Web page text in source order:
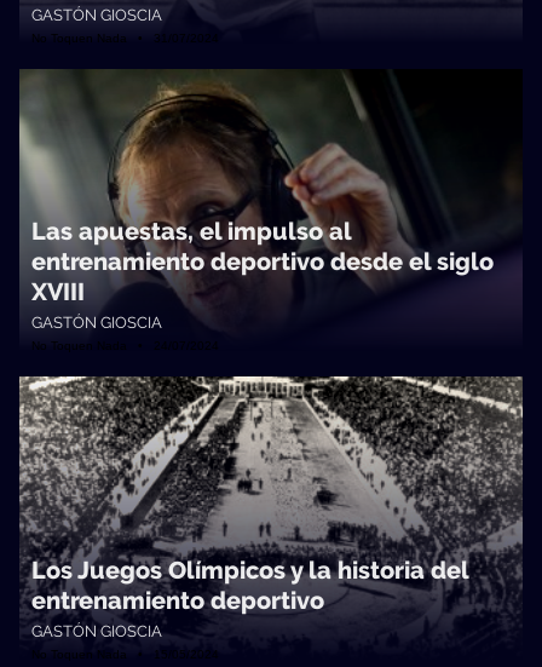
GASTÓN GIOSCIA
No Toquen Nada • 31/07/2024
Las apuestas, el impulso al
entrenamiento deportivo desde el siglo
XVIII
GASTÓN GIOSCIA
No Toquen Nada • 24/07/2024
Los Juegos Olímpicos y la historia del
entrenamiento deportivo
GASTÓN GIOSCIA
No Toquen Nada • 15/05/2024